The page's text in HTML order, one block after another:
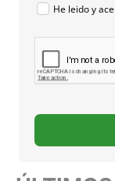
He leido y